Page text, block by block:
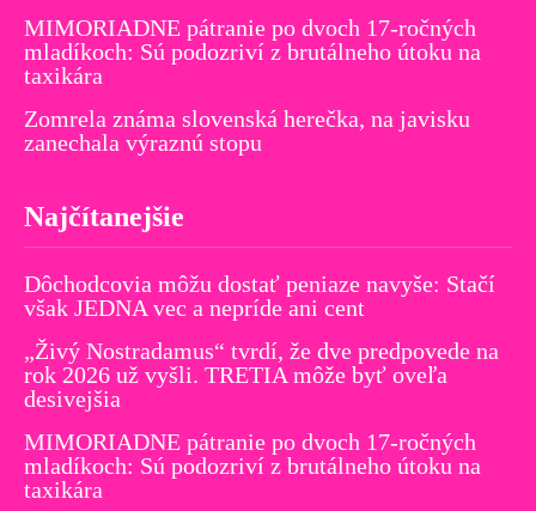
MIMORIADNE pátranie po dvoch 17-ročných
mladíkoch: Sú podozriví z brutálneho útoku na
taxikára
Zomrela známa slovenská herečka, na javisku
zanechala výraznú stopu
Najčítanejšie
Dôchodcovia môžu dostať peniaze navyše: Stačí
však JEDNA vec a nepríde ani cent
„Živý Nostradamus“ tvrdí, že dve predpovede na
rok 2026 už vyšli. TRETIA môže byť oveľa
desivejšia
MIMORIADNE pátranie po dvoch 17-ročných
mladíkoch: Sú podozriví z brutálneho útoku na
taxikára